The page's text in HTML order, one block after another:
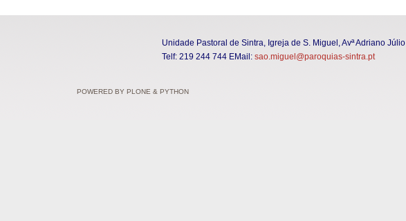
Unidade Pastoral de Sintra, Igreja de S. Miguel, Avª Adriano
Telf: 219 244 744 EMail: sao.miguel@paroquias-sintra.pt
POWERED BY PLONE & PYTHON